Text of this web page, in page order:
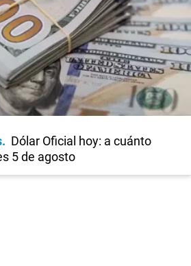
Dólar Oficial hoy: a cuánto
5 de agosto